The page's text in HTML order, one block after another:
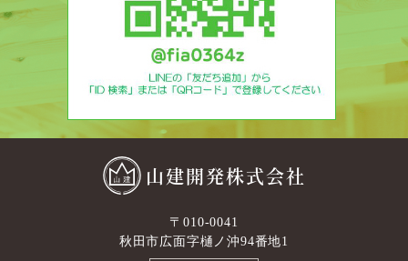
山建開発株式会社
〒010-0041
秋田市広面字樋ノ沖94番地1